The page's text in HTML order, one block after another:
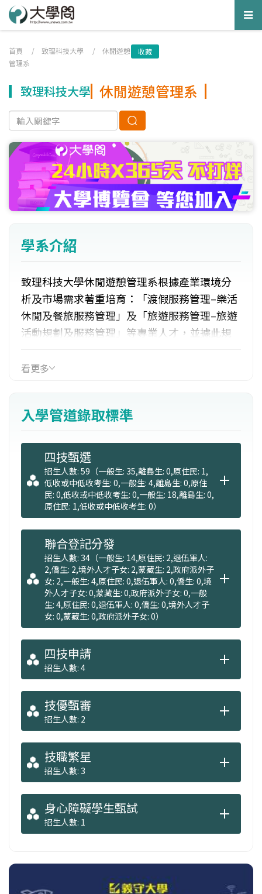
首頁 / 致理科技大學 / 休閒遊憩
管理系
收藏
致理科技大學 休閒遊憩管理系
學系介紹
致理科技大學休閒遊憩管理系根據產業環境分
析及市場需求著重培育：「渡假服務管理–樂活
休閒及餐旅服務管理」及「旅遊服務管理–旅遊
活動規劃及服務管理」等專業人才，並據此規
合作之實習廠商有三峽大板根森林溫泉渡假
環境。
看更多
入學管道錄取標準
四技甄選
招生人數: 59（一般生: 35,離島生: 0,原住民: 1,
低收或中低收考生: 0,一般生: 4,離島生: 0,原住
民: 0,低收或中低收考生: 0,一般生: 18,離島生: 0,
原住民: 1,低收或中低收考生: 0）
聯合登記分發
招生人數: 34（一般生: 14,原住民: 2,退伍軍人:
2,僑生: 2,境外人才子女: 2,蒙藏生: 2,政府派外子
女: 2,一般生: 4,原住民: 0,退伍軍人: 0,僑生: 0,境
外人才子女: 0,蒙藏生: 0,政府派外子女: 0,一般
生: 4,原住民: 0,退伍軍人: 0,僑生: 0,境外人才子
女: 0,蒙藏生: 0,政府派外子女: 0）
四技申請
招生人數: 4
技優甄審
招生人數: 2
技職繁星
招生人數: 3
身心障礙學生甄試
招生人數: 1